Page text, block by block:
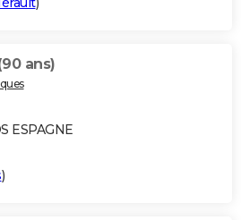
ans)
ESPAGNE
)